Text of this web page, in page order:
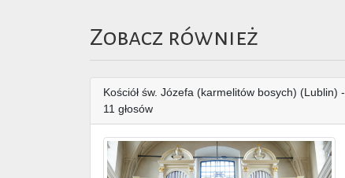
Zobacz również
Kościół św. Józefa (karmelitów bosych) (Lublin) -
11 głosów